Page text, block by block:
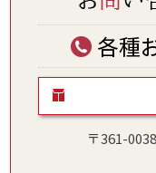
各種
〒361-